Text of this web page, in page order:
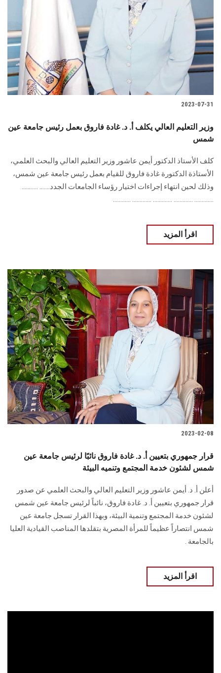
2023-07-31
وزير التعليم العالي يكلف أ. د. غادة فاروق بعمل رئيس جامعة عين
شمس
كلف الأستاذ الدكتور أيمن عاشور وزير التعليم العالي والبحث العلمي،
الأستاذة الدكتورة غادة فاروق للقيام بعمل رئيس جامعة عين شمس،
وذلك لحين انتهاء إجراءات اختيار رؤساء الجامعات الجدد....... ...........
............. ............. ............. ............. ............
اقرأ المزيد
2023-02-08
قرار جمهوري بتعيين أ. د. غادة فاروق نائبًا لرئيس جامعة عين
شمس لشئون خدمة المجتمع وتنميه البيئة
أعلن أ. د. أيمن عاشور وزير التعليم العالي والبحث العلمي عن صدور
قرار جمهوري بتعيين أ. د. غادة فاروق، نائباً لرئيس جامعة عين شمس
لشئون خدمة المجتمع وتنمية البيئة، وبهذا القرار تسجل جامعة عين
شمس انتصاراً عظيماً للمرأة المصرية بتقلدها المناصب القيادية العليا
بالجامعة .
اقرأ المزيد